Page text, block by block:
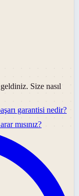
Size nasıl
garantisi nedir?
mısınız?